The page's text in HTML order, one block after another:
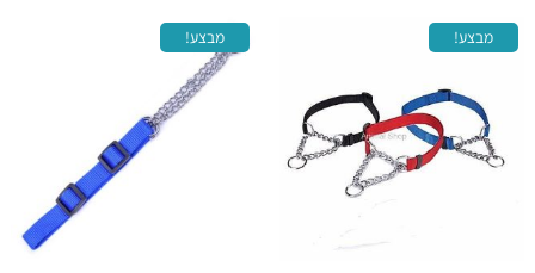
מבצע!
70.00 ₪.
65.00 ₪.
מבצע!